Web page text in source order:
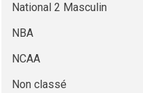
National 2 Masculin
NBA
NCAA
Non classé